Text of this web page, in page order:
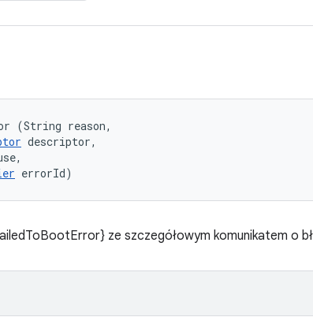
(String reason,
descriptor,
errorId)
ze szczegółowym komunikatem o